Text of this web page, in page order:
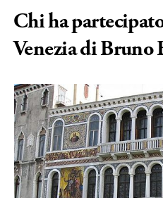
Chi ha
Venezia di Bruno